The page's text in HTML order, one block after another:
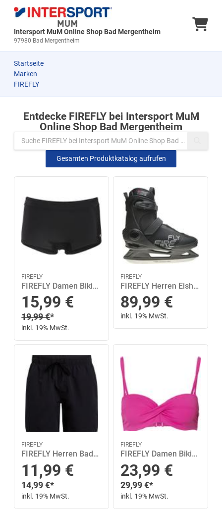
Intersport MuM Online Shop Bad Mergentheim
97980 Bad Mergentheim
Startseite
Marken
FIREFLY
Zu den Produkten springen
Entdecke FIREFLY bei Intersport MuM
Online Shop Bad Mergentheim
Gesamten Produktkatalog aufrufen
FIREFLY
FIREFLY Damen Bikinihose Moon II MM 40 in Schwarz
Sonderpreis
15,99 €
Regulärer Preis
19,99€*
inkl. 19% MwSt.
FIREFLY
FIREFLY Herren Eishockeyschuhe Phoenix III M 44 in Schwarz
89,99 €
inkl. 19% MwSt.
FIREFLY
FIREFLY Herren Badeshorts He.-Badeshorts Ken IV M M in Schwarz
Sonderpreis
11,99 €
Regulärer Preis
14,99€*
inkl. 19% MwSt.
FIREFLY
FIREFLY Damen Bikinioberteil Maggy II MM 36C in Pink
Sonderpreis
23,99 €
Regulärer Preis
29,99€*
inkl. 19% MwSt.